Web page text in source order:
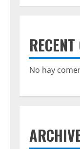
No hay